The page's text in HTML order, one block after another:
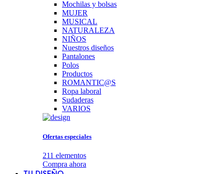
Mochilas y bolsas
MUJER
MUSICAL
NATURALEZA
NIÑOS
Nuestros diseños
Pantalones
Polos
Productos
ROMANTIC@S
Ropa laboral
Sudaderas
VARIOS
Ofertas especiales
211 elementos
Compra ahora